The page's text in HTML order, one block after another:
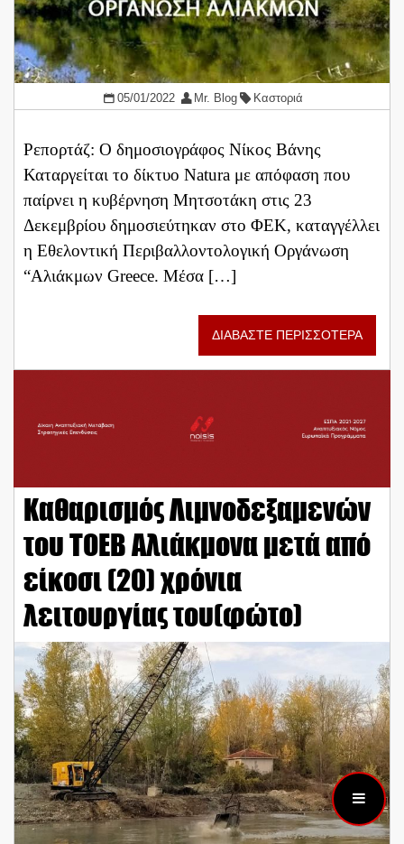
05/01/2022 Mr. Blog Καστοριά
Ρεπορτάζ: Ο δημοσιογράφος Νίκος Βάνης
Καταργείται το δίκτυο Natura με απόφαση που
παίρνει η κυβέρνηση Μητσοτάκη στις 23
Δεκεμβρίου δημοσιεύτηκαν στο ΦΕΚ, καταγγέλλει
η Εθελοντική Περιβαλλοντολογική Οργάνωση
“Αλιάκμων Greece. Μέσα […]
ΔΙΑΒΑΣΤΕ ΠΕΡΙΣΣΟΤΕΡΑ
Καθαρισμός Λιμνοδεξαμενών
του ΤΟΕΒ Αλιάκμονα μετά από
είκοσι (20) χρόνια
λειτουργίας του(φώτο)